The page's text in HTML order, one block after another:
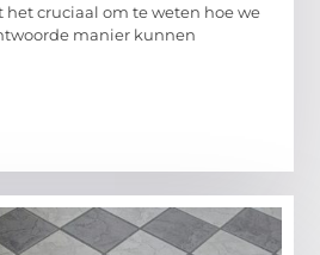
cruciaal om te weten hoe we
manier kunnen